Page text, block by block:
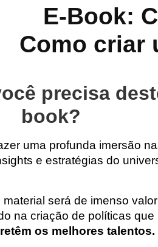
E-Book:
Como criar
precisa
book?
uma profunda imersão
e estratégias do
será de imenso
na criação de políticas que
retêm os melhores talentos.